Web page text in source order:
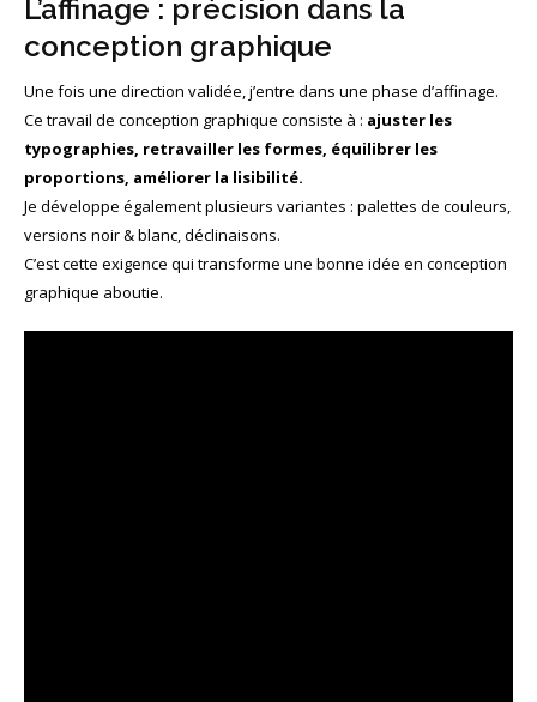
L’affinage : précision dans la
conception graphique
Une fois une direction validée, j’entre dans une phase d’affinage.
Ce travail de conception graphique consiste à : ajuster les
typographies, retravailler les formes, équilibrer les
proportions, améliorer la lisibilité.
Je développe également plusieurs variantes : palettes de couleurs,
versions noir & blanc, déclinaisons.
C’est cette exigence qui transforme une bonne idée en conception
graphique aboutie.